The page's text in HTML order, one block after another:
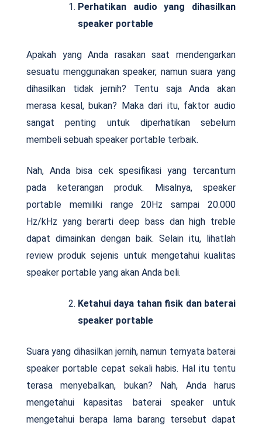
Perhatikan audio yang dihasilkan
speaker portable
Apakah yang Anda rasakan saat mendengarkan
sesuatu menggunakan speaker, namun suara yang
dihasilkan tidak jernih? Tentu saja Anda akan
merasa kesal, bukan? Maka dari itu, faktor audio
sangat penting untuk diperhatikan sebelum
membeli sebuah speaker portable terbaik.
Nah, Anda bisa cek spesifikasi yang tercantum
pada keterangan produk. Misalnya, speaker
portable memiliki range 20Hz sampai 20.000
Hz/kHz yang berarti deep bass dan high treble
dapat dimainkan dengan baik. Selain itu, lihatlah
review produk sejenis untuk mengetahui kualitas
speaker portable yang akan Anda beli.
Ketahui daya tahan fisik dan baterai
speaker portable
Suara yang dihasilkan jernih, namun ternyata baterai
speaker portable cepat sekali habis. Hal itu tentu
terasa menyebalkan, bukan? Nah, Anda harus
mengetahui kapasitas baterai speaker untuk
mengetahui berapa lama barang tersebut dapat